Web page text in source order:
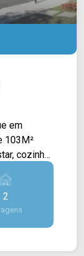
em
cozinha
de
2